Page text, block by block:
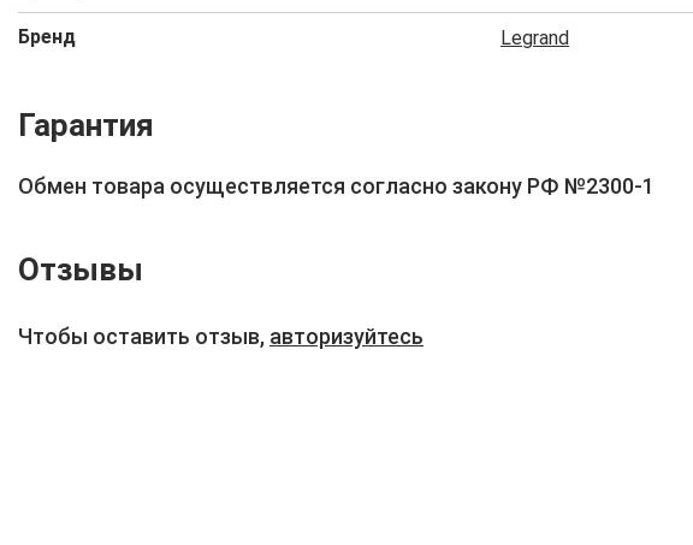
Бренд Legrand
Гарантия
Обмен товара осуществляется согласно закону РФ №2300-1
Отзывы
Чтобы оставить отзыв, авторизуйтесь